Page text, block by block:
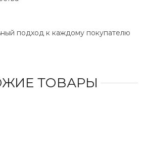
подход к каждому покупателю
ТОВАРЫ